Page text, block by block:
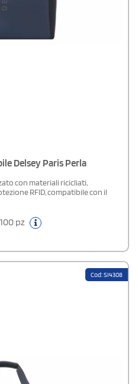
Delsey Paris Perla
con materiali ricicliati,
RFID, compatibile con il
pz
Cod: SI4308